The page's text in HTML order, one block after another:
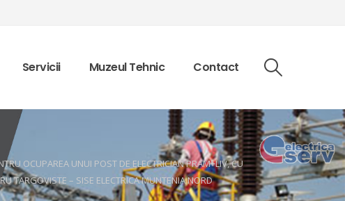
Servicii Muzeul Tehnic Contact
OCUPAREA UNUI POST DE ELECTRICIAN PRAM+LIV, CU
TARGOVISTE – SISE ELECTRICA MUNTENIA NORD